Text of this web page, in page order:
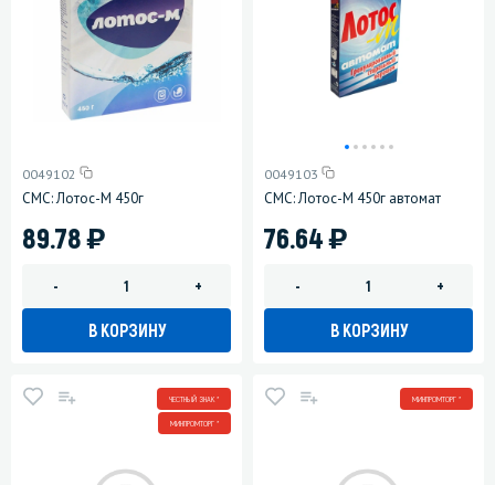
0049102
СМС: Лотос-М 450г
89.78)
- +
В КОРЗИНУ
0049103
СМС: Лотос-М 450г автомат
76.64)
- +
В КОРЗИНУ
ЧЕСТНЫЙ ЗНАК *
МИНПРОМТОРГ *
МИНПРОМТОРГ *